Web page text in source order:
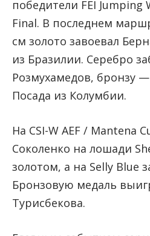
победители FEI Jumping
Final. В последнем
см золото завоевал
из Бразилии. Серебро
Розмухамедов, бронзу
Посада из Колумбии.
На CSI-W AEF / Mantena
Соколенко на лошади
золотом, а на Selly Blue
Бронзовую медаль
Турисбекова.